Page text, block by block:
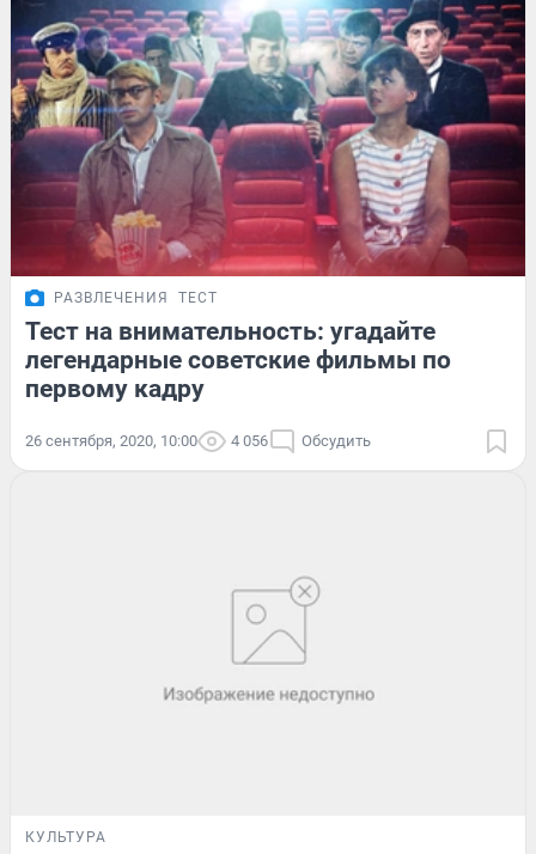
РАЗВЛЕЧЕНИЯ ТЕСТ
Тест на внимательность: угадайте
легендарные советские фильмы по
первому кадру
26 сентября, 2020, 10:00 4 056 Обсудить
КУЛЬТУРА